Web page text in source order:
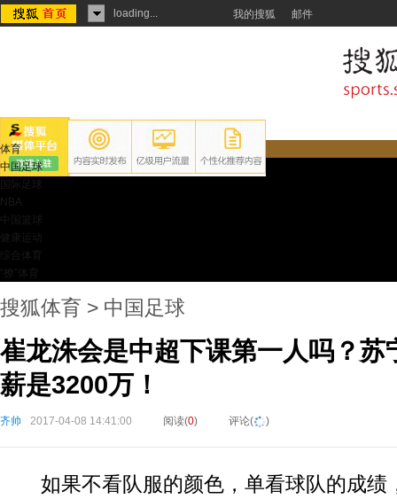
loading... 我的搜狐 邮件
体育
中国足球
健康运动
搜狐体育 > 中国足球
崔龙洙会是中超下课第一人吗？苏
薪是3200万！
齐帅 2017-04-08 14:41:00 阅读(0) 评论( )
如果不看队服的颜色，单看球队的成绩